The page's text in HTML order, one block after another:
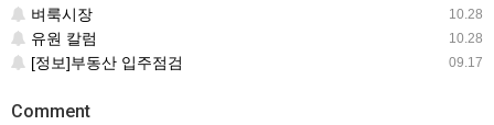
10.28
벼룩시장
10.28
유원 칼럼
09.17
[정보]부동산 입주점검
Comment